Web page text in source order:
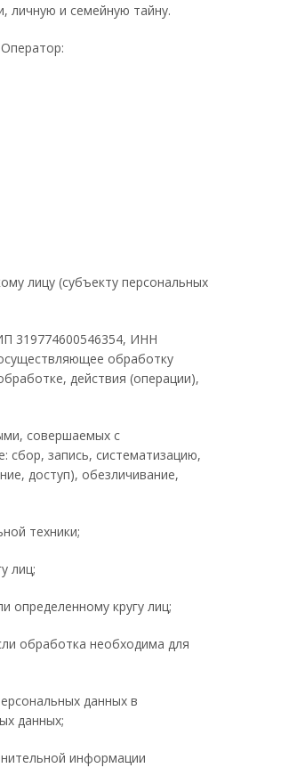
личную и семейную тайну.
лицу (субъекту персональных
319774600546354, ИНН
обработку
действия (операции),
совершаемых с
сбор, запись, систематизацию,
доступ), обезличивание,
техники;
лиц;
определенному кругу лиц;
обработка необходима для
данных в
данных;
информации